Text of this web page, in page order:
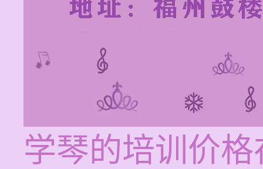
学琴的培训价